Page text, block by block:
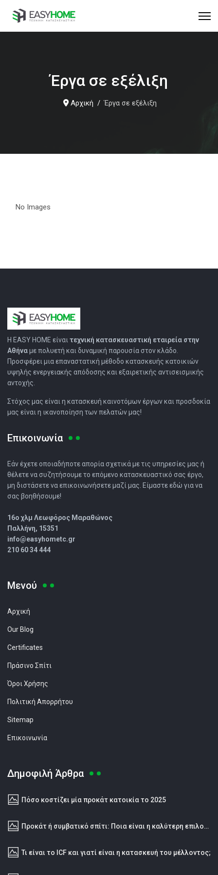
Έργα σε εξέλιξη
Αρχική Έργα σε εξέλιξη
No Images
Η EASY HOMΕ είναι τεχνική κατασκευαστική εταιρεία στην
Αθήναμε πολυετή και δυναμική παρουσία στον κλάδο.
Προσφέρει μια επαναστατική μέθοδο κατασκευής κατοικιών
υψηλής ενεργειακής απόδοσης και εξαιρετικής αντισεισμικής
αντοχής.
Στόχος μας είναι η κατασκευή καινοτόμων έργων και προσδοκία
μας είναι η ικανοποίηση των πελατών μας!
Επικοινωνία
Εάν έχετε οποιαδήποτε απορία σχετικά με τις υπηρεσίες μας ή
θέλετε να συζητήσουμε το επόμενο κατασκευαστικό σας έργο,
μη διστάσετε να επικοινωνήσετε μαζί μας. Είμαστε εδώ για να
σας βοηθήσουμε!
16o χλμ Λεωφόρος Μαραθώνος
Παλλήνη, 15351
info@easyhometc.gr
210 60 34 444
Μενού
Αρχική
Our Blog
Certificates
Πράσινο Σπίτι
Όροι Χρήσης
Πολιτική Απορρήτου
Sitemap
Επικοινωνία
Δημοφιλή Άρθρα
Πόσο κοστίζει μία προκάτ κατοικία το 2025
Προκάτ ή συμβατικό σπίτι: Ποια είναι η καλύτερη επιλογή;
Τι είναι το ICF και γιατί είναι η κατασκευή του μέλλοντος;